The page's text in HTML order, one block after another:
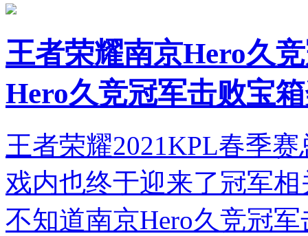
王者荣耀南京Hero久
Hero久竞冠军击败宝
王者荣耀2021KPL春季
戏内也终于迎来了冠军
不知道南京Hero久竞冠